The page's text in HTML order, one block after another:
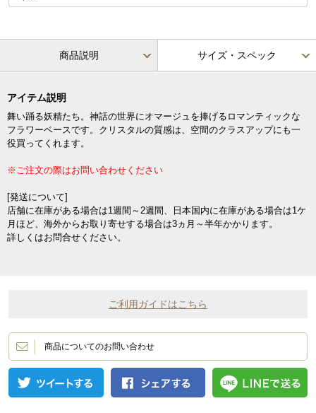
商品説明 サイズ・スペック
アイテム説明
舞い踊る妖精たち。神話の世界にオマージュを捧げるロマンティックな
フラワーベースです。クリスタルの質感は、空間のクラスアップにも一
役買ってくれます。
※ご注文の際はお問い合わせください
[発送について]
店舗に在庫がある場合は1週間～2週間、日本国内に在庫がある場合は1ケ
月ほど、海外からお取り寄せする場合は3ヵ月～半年かかります。
詳しくはお問合せください。
ご利用ガイドはこちら
商品についてのお問い合わせ